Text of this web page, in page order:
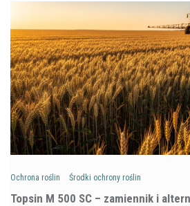
Ochrona roślin Środki ochrony roślin
Topsin M 500 SC – zamiennik i